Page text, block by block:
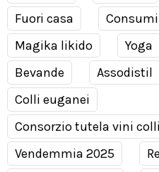
Fuori casa
Consumi
Magika likido
Yoga
Bevande
Assodistil
Colli euganei
Consorzio tutela vini
Vendemmia 2025